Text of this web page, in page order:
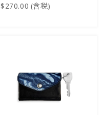
$270.00 (含税)